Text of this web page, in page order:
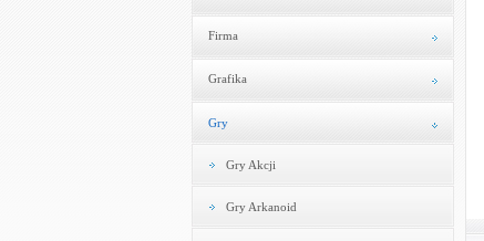
Firma
Grafika
Gry
Gry Akcji
Gry Arkanoid